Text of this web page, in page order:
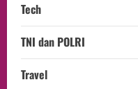
Tech
TNI dan POLRI
Travel